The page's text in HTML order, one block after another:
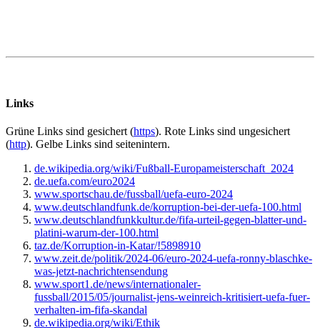
Links
Grüne Links sind gesichert (https). Rote Links sind ungesichert
(http). Gelbe Links sind seitenintern.
de.wikipedia.org/wiki/Fußball-Europameisterschaft_2024
de.uefa.com/euro2024
www.sportschau.de/fussball/uefa-euro-2024
www.deutschlandfunk.de/korruption-bei-der-uefa-100.html
www.deutschlandfunkkultur.de/fifa-urteil-gegen-blatter-und-
platini-warum-der-100.html
taz.de/Korruption-in-Katar/!5898910
www.zeit.de/politik/2024-06/euro-2024-uefa-ronny-blaschke-
was-jetzt-nachrichtensendung
www.sport1.de/news/internationaler-
fussball/2015/05/journalist-jens-weinreich-kritisiert-uefa-fuer-
verhalten-im-fifa-skandal
de.wikipedia.org/wiki/Ethik